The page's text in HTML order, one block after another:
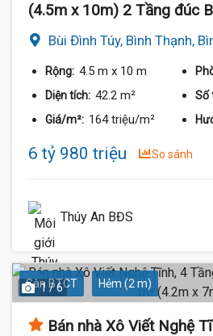
(4.5m x 10m) 2 Tầng đúc
Bùi Đình Túy, Bình Thạnh,
Rộng: 4.5 m x 10 m
Diện tích: 42.2 m² Số
Giá/m²: 164 triệu/m²
6 tỷ 980 triệu So sánh
Thúy An BĐS
Sàn BTCT Hẻm (2 m)
1 / 6
Bán nhà Xô Viết Nghệ